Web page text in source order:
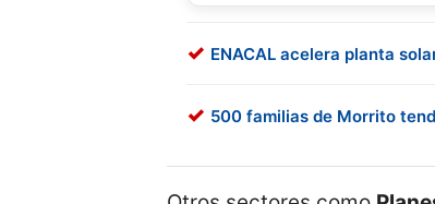
ENACAL acelera planta
500 familias de Morrito